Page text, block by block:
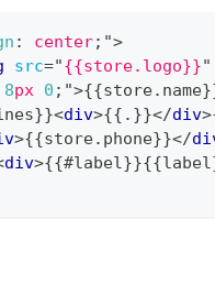
: center; ">
src="{{store.logo}}"
8px 0 ; ">
<div>{{.}}</div>
>{{store.phone}}</
div>